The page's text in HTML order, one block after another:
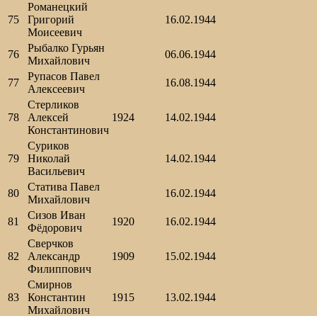
75
Романецкий
Григорий
Моисеевич
16.02.1944
76
Рыбалко Гурьян
Михайлович
06.06.1944
77
Рупасов Павел
Алексеевич
16.08.1944
78
Стерликов
Алексей
Константинович
1924 14.02.1944
79
Суриков
Николай
Васильевич
14.02.1944
80
Статива Павел
Михайлович
16.02.1944
81
Сизов Иван
Фёдорович
1920 16.02.1944
82
Сверчков
Александр
Филиппович
1909 15.02.1944
83
Смирнов
Константин
Михайлович
1915 13.02.1944